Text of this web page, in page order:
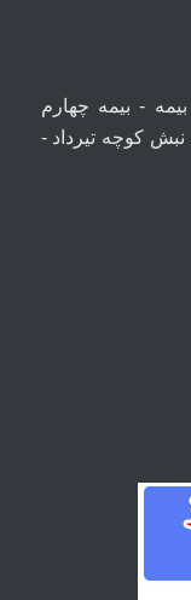
(فاز 1) - کوی بیمه - بیمه چهارم
کوچه تیرداد -